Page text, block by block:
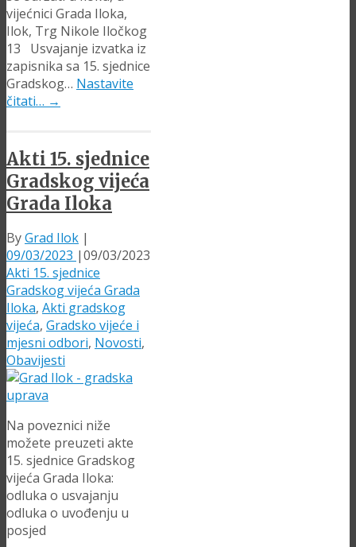
vijećnici Grada Iloka,
Ilok, Trg Nikole Iločkog
13 Usvajanje izvatka iz
zapisnika sa 15. sjednice
Gradskog… Nastavite
čitati… →
Akti 15. sjednice
Gradskog vijeća
Grada Iloka
ByGrad Ilok |
09/03/2023 |09/03/2023
Akti 15. sjednice
Gradskog vijeća Grada
Iloka, Akti gradskog
vijeća, Gradsko vijeće i
mjesni odbori, Novosti,
Obavijesti
Na poveznici niže
možete preuzeti akte
15. sjednice Gradskog
vijeća Grada Iloka:
odluka o usvajanju
odluka o uvođenju u
posjed